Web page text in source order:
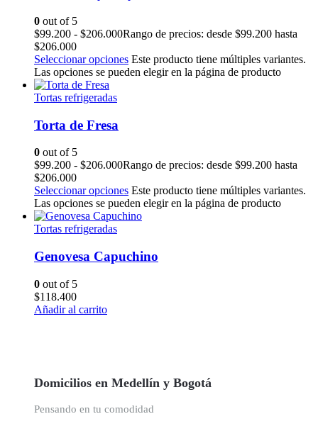
0 out of 5
$99.200 - $206.000Rango de precios: desde $99.200 hasta
$206.000
Seleccionar opciones Este producto tiene múltiples variantes.
Las opciones se pueden elegir en la página de producto
Tortas refrigeradas
Torta de Fresa
0 out of 5
$99.200 - $206.000Rango de precios: desde $99.200 hasta
$206.000
Seleccionar opciones Este producto tiene múltiples variantes.
Las opciones se pueden elegir en la página de producto
Tortas refrigeradas
Genovesa Capuchino
0 out of 5
$118.400
Añadir al carrito
Domicilios en Medellín y Bogotá
Pensando en tu comodidad